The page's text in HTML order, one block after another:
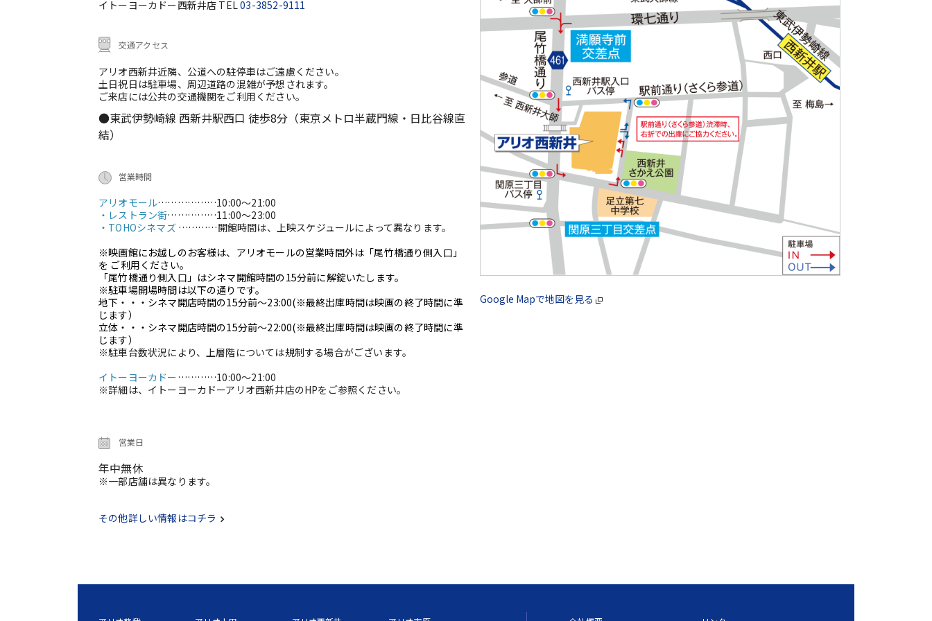
イトーヨーカドー西新井店 TEL03-3852-9111
交通アクセス
アリオ西新井近隣、公道への駐停車はご遠慮ください。
土日祝日は駐車場、周辺道路の混雑が予想されます。
ご来店には公共の交通機関をご利用ください。
●東武伊勢崎線 西新井駅西口 徒歩8分（東京メトロ半蔵門線・日比谷線直
結）
営業時間
アリオモール………………10:00～21:00
・レストラン街……………11:00～23:00
・TOHOシネマズ …………開館時間は、上映スケジュールによって異なります。
※映画館にお越しのお客様は、アリオモールの営業時間外は「尾竹橋通り側入口」
を ご利用ください。
「尾竹橋通り側入口」はシネマ開館時間の15分前に解錠いたします。
※駐車場開場時間は以下の通りです。
地下・・・シネマ開店時間の15分前～23:00(※最終出庫時間は映画の終了時間に準
じます）
立体・・・シネマ開店時間の15分前～22:00(※最終出庫時間は映画の終了時間に準
じます）
※駐車台数状況により、上層階については規制する場合がございます。
イトーヨーカドー…………10:00～21:00
※詳細は、イトーヨーカドーアリオ西新井店のHPをご参照ください。
営業日
年中無休
※一部店舗は異なります。
その他詳しい情報はコチラ
Google Mapで地図を見る